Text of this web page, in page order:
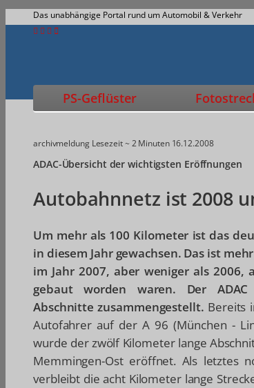
Das unabhängige Portal rund um Automobil & Verkehr
PS-Geflüster
archivmeldung Lesezeit ~ 2 Minuten 16.12.2008
ADAC-Übersicht der wichtigsten Eröffnungen
Autobahnnetz ist 2008
Um mehr als 100 Kilometer ist das
in diesem Jahr gewachsen. Das ist
im Jahr 2007, aber weniger als 2006,
gebaut worden waren. Der
Abschnitte zusammengestellt. Bereits
Autofahrer auf der A 96 (München -
wurde der zwölf Kilometer lange
Memmingen-Ost eröffnet. Als letztes
verbleibt die acht Kilometer lange